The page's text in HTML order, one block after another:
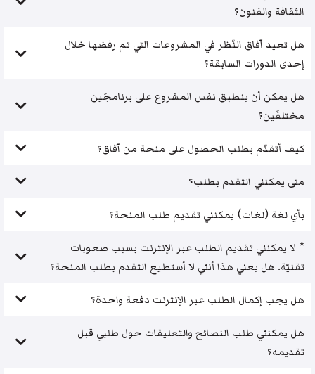
الثقافة والفنون؟
هل تعيد آفاق النّظر في المشروعات التي تم رفضها خلال
إحدى الدورات السابقة؟
هل يمكن أن ينطبق نفس المشروع على برنامجَين
مختلفَين؟
كيف أتقدّم بطلب الحصول على منحة من آفاق؟
متى يمكنني التقدم بطلب؟
بأي لغة (لغات) يمكنني تقديم طلب المنحة؟
* لا يمكنني تقديم الطلب عبر الإنترنت بسبب صعوبات
تقنيّة. هل يعني هذا أنني لا أستطيع التقدم بطلب المنحة؟
هل يجب إكمال الطلب عبر الإنترنت دفعة واحدة؟
هل يمكنني طلب النصائح والتعليقات حول طلبي قبل
تقديمه؟